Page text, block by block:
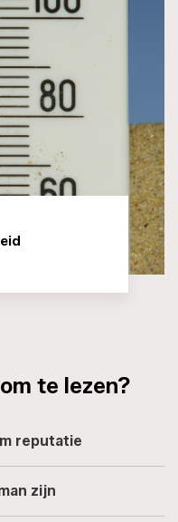
te lezen?
reputatie
zijn